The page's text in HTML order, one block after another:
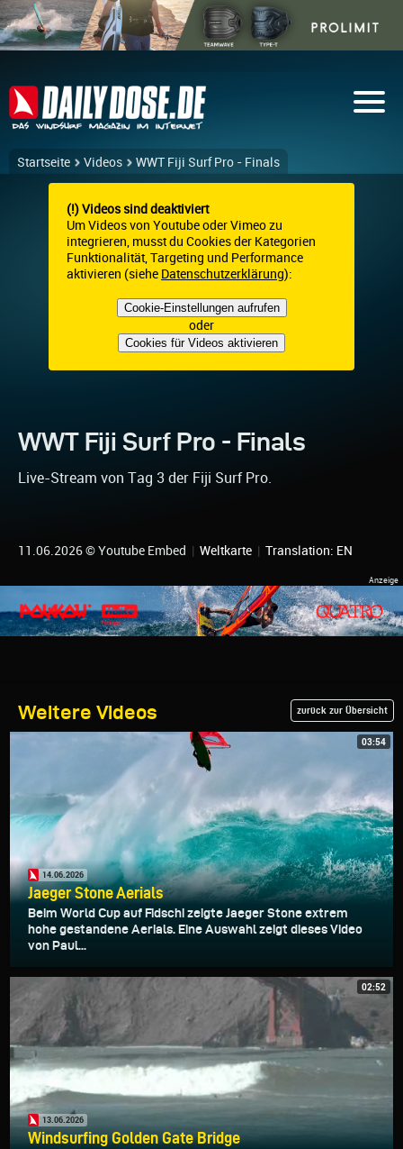
Startseite Videos WWT Fiji Surf Pro - Finals
(!) Videos sind deaktiviert
Um Videos von Youtube oder Vimeo zu
integrieren, musst du Cookies der Kategorien
Funktionalität, Targeting und Performance
aktivieren (siehe Datenschutzerklärung):
Cookie-Einstellungen aufrufen
oder
Cookies für Videos aktivieren
WWT Fiji Surf Pro - Finals
Live-Stream von Tag 3 der Fiji Surf Pro.
11.06.2026 © Youtube Embed | Weltkarte | Translation: EN
Weitere Videos zurück zur Übersicht
03:54
14.06.2026
Jaeger Stone Aerials
Beim World Cup auf Fidschi zeigte Jaeger Stone extrem
hohe gestandene Aerials. Eine Auswahl zeigt dieses Video
von Paul...
02:52
13.06.2026
Windsurfing Golden Gate Bridge